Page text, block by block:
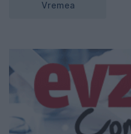
Vremea